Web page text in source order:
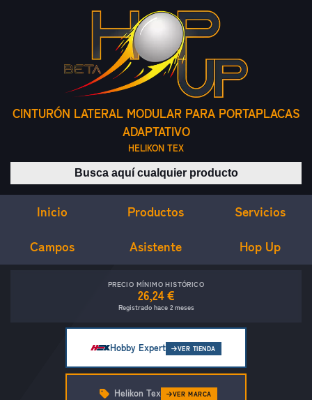
CINTURÓN LATERAL MODULAR PARA PORTAPLACAS
ADAPTATIVO
HELIKON TEX
Buscar productos
Inicio Productos Servicios
Campos Asistente Hop Up
PRECIO MÍNIMO HISTÓRICO
26,24 €
Registrado hace 2 meses
Hobby Expert VER TIENDA
Helikon Tex VER MARCA